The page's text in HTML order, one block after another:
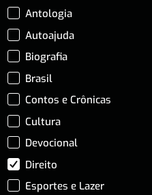
Antologia
Autoajuda
Biografia
Brasil
Contos e Crônicas
Cultura
Devocional
Direito
Esportes e Lazer